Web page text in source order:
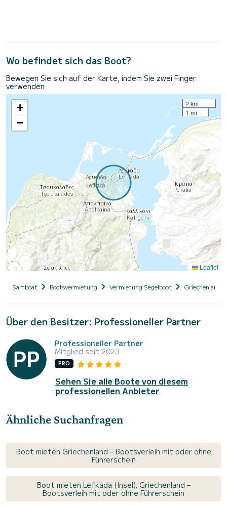
Wo befindet sich das Boot?
Bewegen Sie sich auf der Karte, indem Sie zwei Finger
verwenden
+
−
2 km
1 mi
Leaflet
Samboat Bootsvermietung Vermietung Segelboot Griechenland
Über den Besitzer: Professioneller Partner
Professioneller Partner
Mitglied seit 2023
PRO
Sehen Sie alle Boote von diesem
professionellen Anbieter
Ähnliche Suchanfragen
Boot mieten Griechenland – Bootsverleih mit oder ohne
Führerschein
Boot mieten Lefkada (Insel), Griechenland –
Bootsverleih mit oder ohne Führerschein